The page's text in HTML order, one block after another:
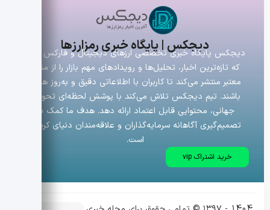
دیجکس | پایگاه خبری رمزارزها
دیجکس پایگاه خبری تخصصی ارزهای دیجیتال و فارکس است
که تازه‌ترین اخبار، تحلیل‌ها و رویدادهای مهم بازار را از منابع
معتبر منتشر می‌کند تا کاربران با اطلاعاتی دقیق و به‌روز همراه
باشند. تیم دیجکس تلاش می‌کند با پوشش لحظه‌ای تحولات
جهانی، محتوایی قابل اعتماد ارائه دهد. هدف ما کمک به
تصمیم‌گیری آگاهانه سرمایه‌گذاران و علاقه‌مندان دنیای کریپتو
است.
خرید اشتراک vip